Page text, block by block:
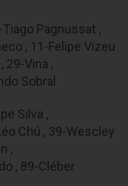
Tiago Pagnussat ,
, 11-Felipe Vizeu
, 29-Vina ,
Sobral
Silva ,
Chú , 39-Wescley
,
, 89-Cléber